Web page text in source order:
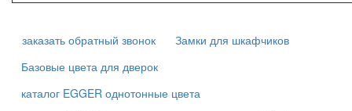
заказать обратный звонок
Замки для шкафчиков
Базовые цвета для дверок
каталог EGGER однотонные цвета